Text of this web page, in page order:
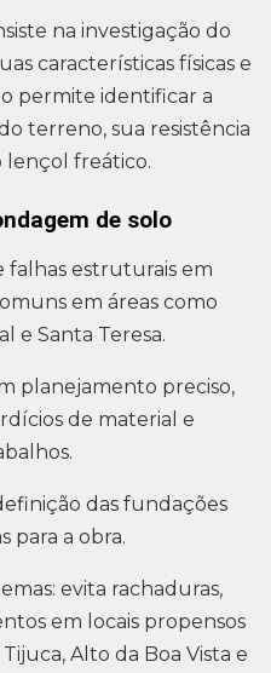
na investigação do
características físicas e
permite identificar a
terreno, sua resistência
lençol freático.
de solo
falhas estruturais em
em áreas como
e Santa Teresa.
planejamento preciso,
de material e
das fundações
para a obra.
evita rachaduras,
em locais propensos
Alto da Boa Vista e